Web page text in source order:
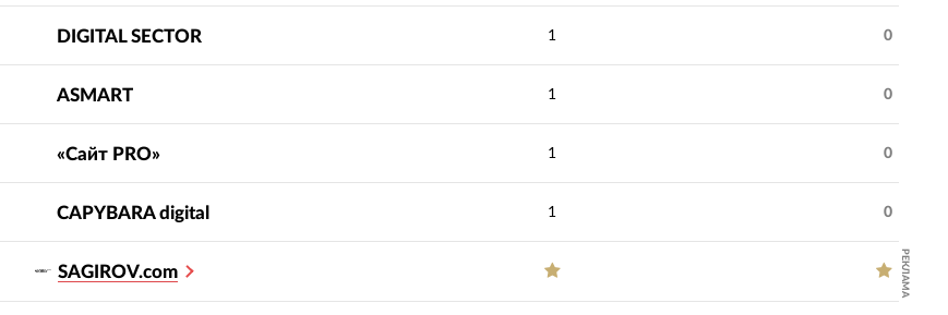
DIGITAL SECTOR 1 0
ASMART 1 0
«Сайт PRO» 1 0
CAPYBARA digital 1 0
SAGIROV.com РЕКЛАМА